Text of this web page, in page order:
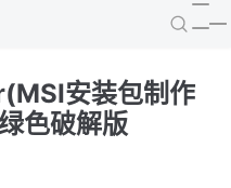
安装包制作
色破解版